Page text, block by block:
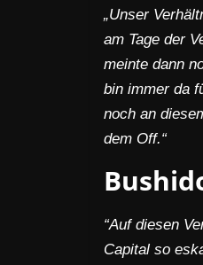
„Unser
am Tage der
meinte dann
bin immer da
noch an
dem Off.“
“Auf diesen
Capital so